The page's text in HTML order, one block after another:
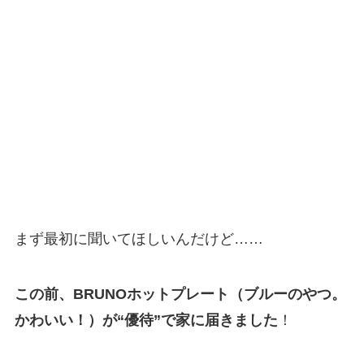
まず最初に聞いてほしいんだけど……
この前、BRUNOホットプレート（ブルーのやつ。
かわいい！）が“優待”で家に届きました ！